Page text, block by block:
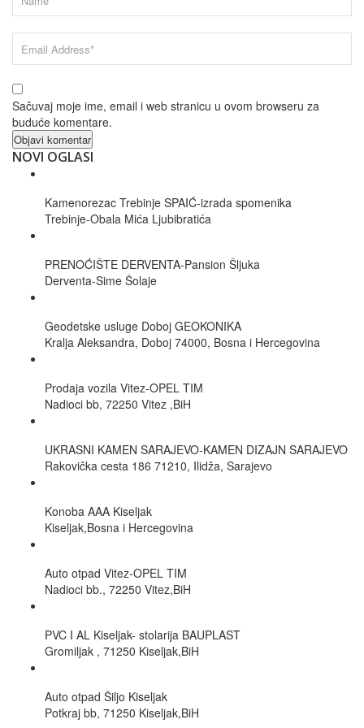
Sačuvaj moje ime, email i web stranicu u ovom browseru za
buduće komentare.
NOVI OGLASI
Kamenorezac Trebinje SPAIĆ-izrada spomenika
Trebinje-Obala Mića Ljubibratića
PRENOĆIŠTE DERVENTA-Pansion Šljuka
Derventa-Sime Šolaje
Geodetske usluge Doboj GEOKONIKA
Kralja Aleksandra, Doboj 74000, Bosna i Hercegovina
Prodaja vozila Vitez-OPEL TIM
Nadioci bb, 72250 Vitez ,BiH
UKRASNI KAMEN SARAJEVO-KAMEN DIZAJN SARAJEVO
Rakovička cesta 186 71210, Ilidža, Sarajevo
Konoba AAA Kiseljak
Kiseljak,Bosna i Hercegovina
Auto otpad Vitez-OPEL TIM
Nadioci bb., 72250 Vitez,BiH
PVC I AL Kiseljak- stolarija BAUPLAST
Gromiljak , 71250 Kiseljak,BiH
Auto otpad Šiljo Kiseljak
Potkraj bb, 71250 Kiseljak,BiH